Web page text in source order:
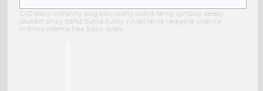
CAD bloky: knihovny dwg blok rodiny rodina family symboly detaily
součásti prvky stafáž buňka buňky výkres téma kategorie kolekce
knižnica zdarma free block library